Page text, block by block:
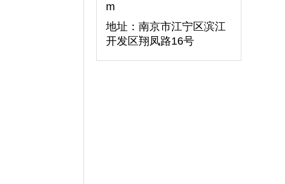
m
地址：南京市江宁区滨江
开发区翔凤路16号